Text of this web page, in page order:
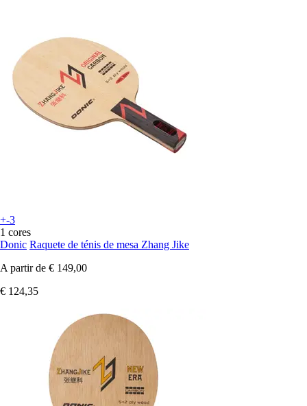
+-3
1 cores
Donic Raquete de ténis de mesa Zhang Jike
A partir de € 149,00
€ 124,35